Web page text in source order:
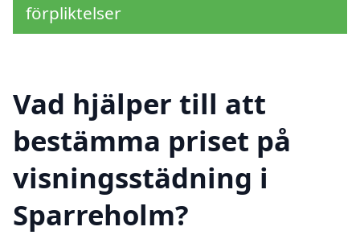
förpliktelser
Vad hjälper till att
bestämma priset på
visningsstädning i
Sparreholm?